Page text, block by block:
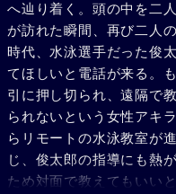
へ辿り着く。頭の中を二
が訪れた瞬間、再び二人
時代、水泳選手だった俊
てほしいと電話が来る。
引に押し切られ、遠隔で
られないという女性アキ
らリモートの水泳教室が
じ、俊太郎の指導にも熱
ため対面で教えてもいい